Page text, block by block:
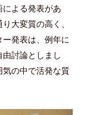
よる発表があ
大変質の高く、
発表は、例年に
討論としまし
気の中で活発な質